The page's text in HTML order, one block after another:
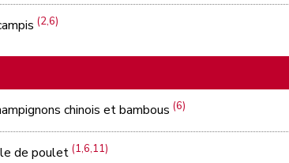
(2,6)
chinois et bambous (6)
de poulet (1,6,11)